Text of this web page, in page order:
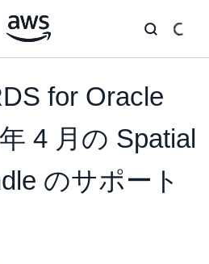
for Oracle
4 月の Spatial
のサポート